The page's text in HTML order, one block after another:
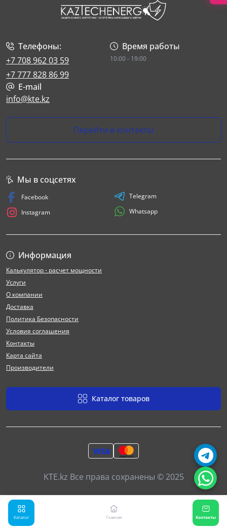
Каталог Главная Контакты
Телефоны:
+7 708 962 03 59
+7 777 828 86 99
Время работы
10:00 - 19:00
E-mail
info@kte.kz
Перейти в контакты
Информация
Калькулятор - расчет мощности
Услуги
О компании
Доставка
Политика Безопасности
Условия соглашения
Контакты
Карта сайта
Производители
Каталог товаров
Мы в соцсетях
Facebook
Instagram
Telegram
Whatsapp
KTE.kz Все права сохранены © 2025